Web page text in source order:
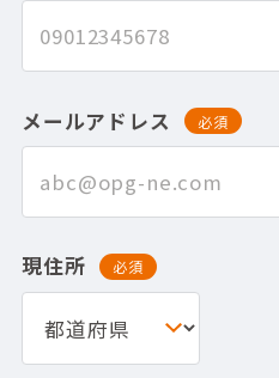
メールアドレス 必須
現住所 必須